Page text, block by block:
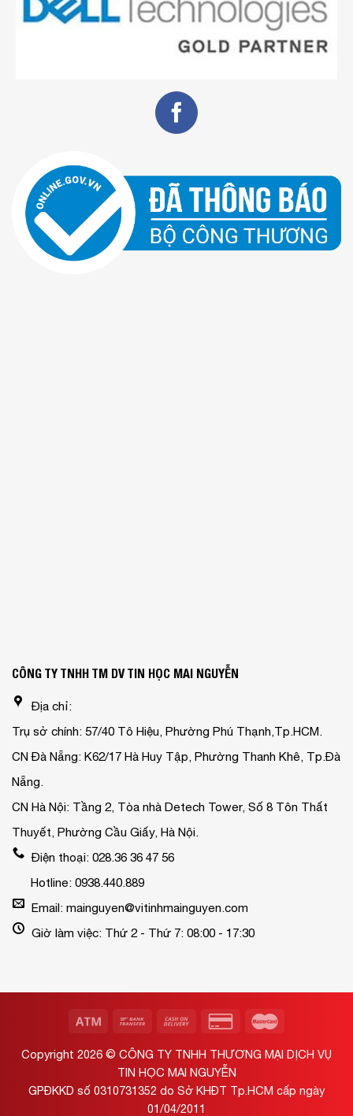
CÔNG TY TNHH TM DV TIN HỌC MAI NGUYỄN
Địa chỉ:
Trụ sở chính: 57/40 Tô Hiệu, Phường Phú Thạnh,Tp.HCM.
CN Đà Nẵng: K62/17 Hà Huy Tập, Phường Thanh Khê, Tp.Đà
Nẵng.
CN Hà Nội: Tầng 2, Tòa nhà Detech Tower, Số 8 Tôn Thất
Thuyết, Phường Cầu Giấy, Hà Nội.
Điện thoại: 028.36 36 47 56
Hotline: 0938.440.889
Email: mainguyen@vitinhmainguyen.com
Giờ làm việc: Thứ 2 - Thứ 7: 08:00 - 17:30
Copyright 2026 © CÔNG TY TNHH THƯƠNG MẠI DỊCH VỤ
TIN HỌC MAI NGUYỄN
GPĐKKD số 0310731352 do Sở KHĐT Tp.HCM cấp ngày
01/04/2011